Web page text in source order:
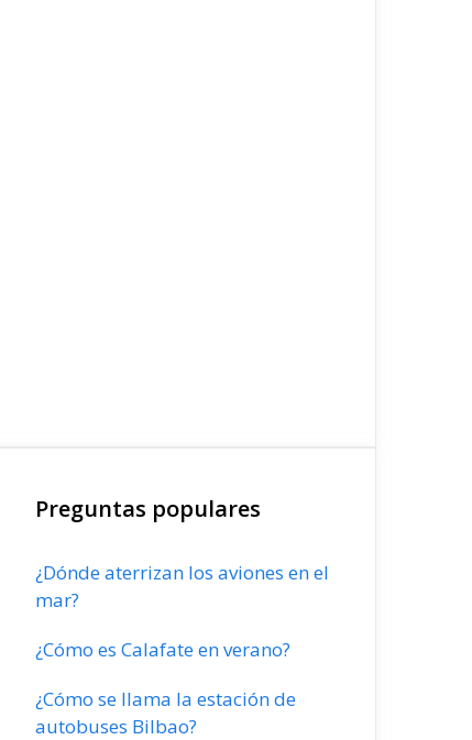
Preguntas populares
¿Dónde aterrizan los aviones en el
mar?
¿Cómo es Calafate en verano?
¿Cómo se llama la estación de
autobuses Bilbao?